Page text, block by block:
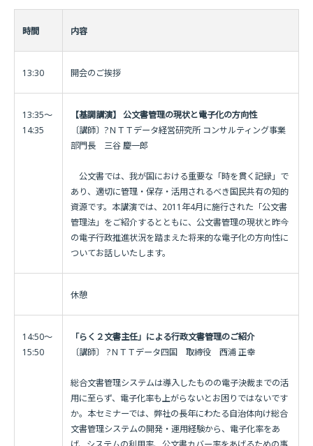
時間 内容
13:30 開会のご挨拶
13:35〜
14:35
【基調講演】 公文書管理の現状と電子化の方向性
〔講師〕?ＮＴＴデータ経営研究所 コンサルティング事業
部門長 三谷 慶一郎
公文書では、我が国における重要な「時を貫く記録」で
あり、適切に管理・保存・活用されるべき国民共有の知的
資源です。本講演では、2011年4月に施行された「公文書
管理法」をご紹介するとともに、公文書管理の現状と昨今
の電子行政推進状況を踏まえた将来的な電子化の方向性に
ついてお話しいたします。
休憩
14:50〜
15:50
「らく２文書主任」による行政文書管理のご紹介
〔講師〕 ?ＮＴＴデータ四国 取締役 西浦 正幸
総合文書管理システムは導入したものの電子決裁までの活
用に至らず、電子化率も上がらないとお困りではないです
か。本セミナーでは、弊社の長年にわたる自治体向け総合
文書管理システムの開発・運用経験から、電子化率をあ